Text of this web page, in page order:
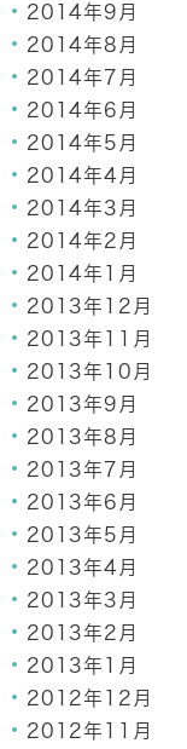
2014年9月
2014年8月
2014年7月
2014年6月
2014年5月
2014年4月
2014年3月
2014年2月
2014年1月
2013年12月
2013年11月
2013年10月
2013年9月
2013年8月
2013年7月
2013年6月
2013年5月
2013年4月
2013年3月
2013年2月
2013年1月
2012年12月
2012年11月